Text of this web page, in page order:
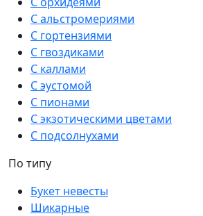
С альстромериями
С гортензиями
С гвоздиками
С каллами
С эустомой
С пионами
С экзотическими цветами
С подсолнухами
По типу
Букет невесты
Шикарные